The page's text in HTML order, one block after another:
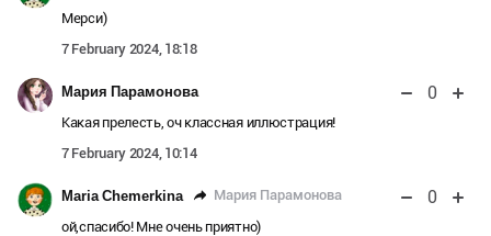
Мерси)
7 February 2024, 18:18
Мария Парамонова 0
Какая прелесть, оч классная иллюстрация!
7 February 2024, 10:14
Maria Chemerkina Мария Парамонова 0
ой,спасибо! Мне очень приятно)